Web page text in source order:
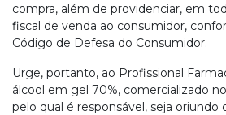
compra, além de providenciar, em
fiscal de venda ao consumidor,
Código de Defesa do Consumidor.
Urge, portanto, ao Profissional
álcool em gel 70%, comercializado
pelo qual é responsável, seja